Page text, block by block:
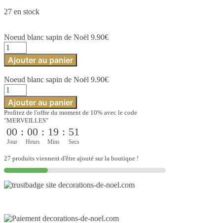
27 en stock
Noeud blanc sapin de Noël 9.90€
quantité
de
Noeud
sapin
de
Noël
Ajouter au panier
Noeud blanc sapin de Noël 9.90€
quantité
de
Noeud
blanc
sapin
de
Noël
Ajouter au panier
Profitez de l'offre du moment de 10% avec le code
"MERVEILLES"
00
Jour
: 00
Heurs
: 19
Mins
: 51
Secs
27 produits viennent d'être ajouté sur la boutique !